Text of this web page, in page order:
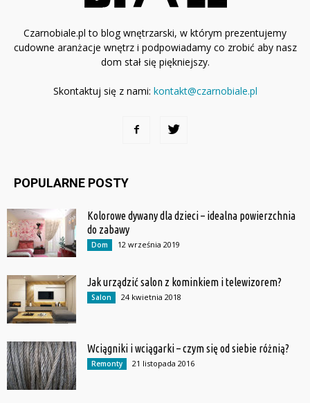
Czarnobiale.pl to blog wnętrzarski, w którym prezentujemy
cudowne aranżacje wnętrz i podpowiadamy co zrobić aby nasz
dom stał się piękniejszy.
Skontaktuj się z nami: kontakt@czarnobiale.pl
POPULARNE POSTY
Kolorowe dywany dla dzieci – idealna powierzchnia
do zabawy
Dom 12 września 2019
Jak urządzić salon z kominkiem i telewizorem?
Salon 24 kwietnia 2018
Wciągniki i wciągarki – czym się od siebie różnią?
Remonty 21 listopada 2016